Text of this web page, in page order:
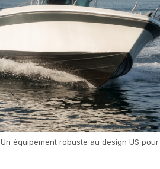
Un équipement robuste au design US